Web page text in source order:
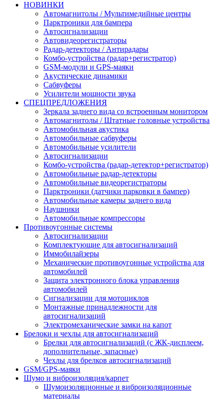
НОВИНКИ
Автомагнитолы / Мультимедийные центры
Парктроники для бампера
Автосигнализации
Автовидеорегистраторы
Радар-детекторы / Антирадары
Комбо-устройства (радар+регистратор)
GSM-модули и GPS-маяки
Акустические динамики
Сабвуферы
Усилители мощности звука
СПЕЦПРЕДЛОЖЕНИЯ
Зеркала заднего вида со встроенным монитором
Автомагнитолы / Штатные головные устройства
Автомобильная акустика
Автомобильные сабвуферы
Автомобильные усилители
Автосигнализации
Комбо-устройства (радар-детектор+регистратор)
Автомобильные радар-детекторы
Автомобильные видеорегистраторы
Парктроники (датчики парковки в бампер)
Автомобильные камеры заднего вида
Наушники
Автомобильные компрессоры
Противоугонные системы
Автосигнализации
Комплектующие для автосигнализаций
Иммобилайзеры
Механические противоугонные устройства для
автомобилей
Защита электронного блока управления
автомобилей
Сигнализации для мотоциклов
Монтажные принадлежности для
автосигнализаций
Электромеханические замки на капот
Брелоки и чехлы для автосигнализаций
Брелки для автосигнализаций (с ЖК-дисплеем,
дополнительные, запасные)
Чехлы для брелков автосигнализаций
GSM/GPS-маяки
Шумо и виброизоляция/карпет
Шумоизоляционные и виброизоляционные
материалы